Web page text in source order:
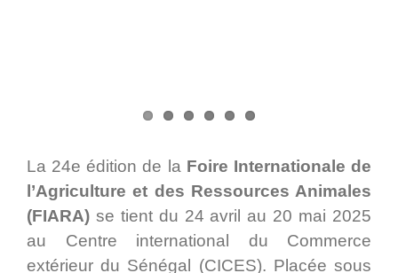
La 24e édition de la Foire Internationale de
l’Agriculture et des Ressources Animales
(FIARA) se tient du 24 avril au 20 mai 2025
au Centre international du Commerce
extérieur du Sénégal (CICES). Placée sous